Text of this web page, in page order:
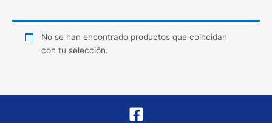
No se han encontrado productos que coincidan
con tu selección.